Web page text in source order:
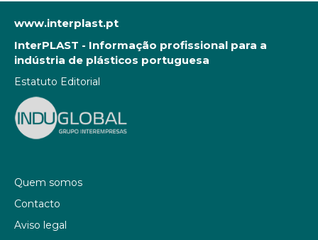
www.interplast.pt
InterPLAST - Informação profissional para a
indústria de plásticos portuguesa
Estatuto Editorial
Quem somos
Contacto
Aviso legal